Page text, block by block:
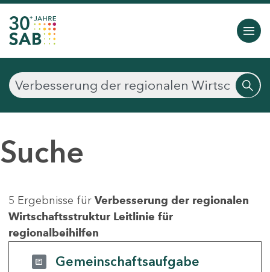
Suche
5 Ergebnisse für Verbesserung der regionalen
Wirtschaftsstruktur Leitlinie für
regionalbeihilfen
Gemeinschaftsaufgabe